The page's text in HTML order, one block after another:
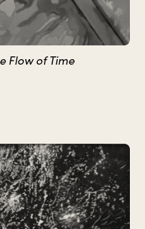
Flow of Time